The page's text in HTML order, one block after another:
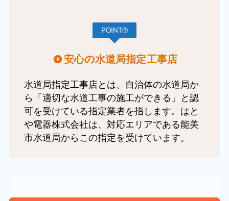
POINT➂
安心の水道局指定工事店
水道局指定工事店とは、自治体の水道局か
ら「適切な水道工事の施工ができる」と認
可を受けている指定業者を指します。はと
や電器株式会社は、対応エリアである能美
市水道局からこの指定を受けています。